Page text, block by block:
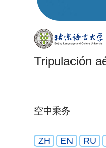
Tripulación
空中乘务
ZH EN RU